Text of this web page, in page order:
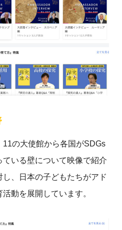
の大使館から各国がSDGs
いる壁について映像で紹介
し
、日本の子どもたちがアド
動を展開しています。